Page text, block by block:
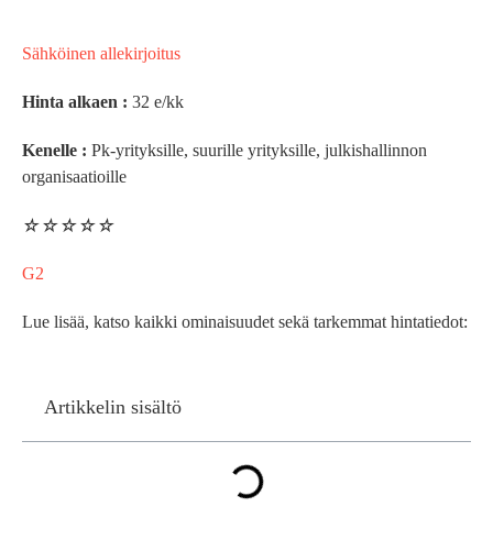
Artikkelin sisältö
Sähköinen allekirjoitus
Hinta alkaen : 32 e/kk
Kenelle : Pk-yrityksille, suurille yrityksille, julkishallinnon
organisaatioille
☆☆☆☆☆
G2
Lue lisää, katso kaikki ominaisuudet sekä tarkemmat hintatiedot: